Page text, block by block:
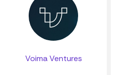
Voima Ventures